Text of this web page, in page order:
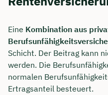
Eine Kombination aus
Schicht. Der Beitrag kann
werden. Die
normalen
Ertragsanteil besteuert.